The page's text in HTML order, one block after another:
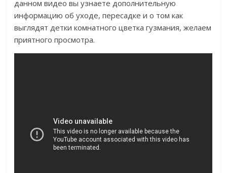
данном видео вы узнаете дополнительную
информацию об уходе, пересадке и о том как
выглядят детки комнатного цветка гузмания, желаем
приятного просмотра.